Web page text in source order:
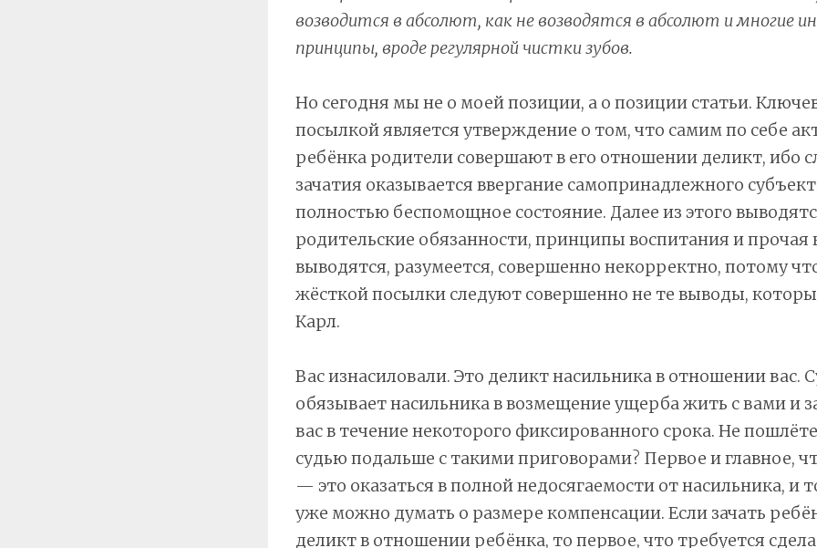
возводится в абсолют, как не возводятся в абсолют и многие
принципы, вроде регулярной чистки зубов.
Но сегодня мы не о моей позиции, а о позиции статьи.
посылкой является утверждение о том, что самим по себе
ребёнка родители совершают в его отношении деликт, ибо
зачатия оказывается ввергание самопринадлежного
полностью беспомощное состояние. Далее из этого
родительские обязанности, принципы воспитания и прочая
выводятся, разумеется, совершенно некорректно, потому
жёсткой посылки следуют совершенно не те выводы,
Карл.
Вас изнасиловали. Это деликт насильника в отношении вас.
обязывает насильника в возмещение ущерба жить с вами и
вас в течение некоторого фиксированного срока. Не
судью подальше с такими приговорами? Первое и главное,
— это оказаться в полной недосягаемости от насильника, и
уже можно думать о размере компенсации. Если зачать
деликт в отношении ребёнка, то первое, что требуется